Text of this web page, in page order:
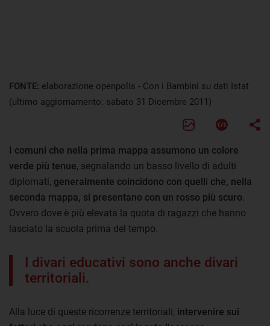
FONTE: elaborazione openpolis - Con i Bambini su dati Istat
(ultimo aggiornamento: sabato 31 Dicembre 2011)
I comuni che nella prima mappa assumono un colore
verde più tenue, segnalando un basso livello di adulti
diplomati, generalmente coincidono con quelli che, nella
seconda mappa, si presentano con un rosso più scuro.
Ovvero dove è più elevata la quota di ragazzi che hanno
lasciato la scuola prima del tempo.
I divari educativi sono anche divari
territoriali.
Alla luce di queste ricorrenze territoriali, intervenire sui